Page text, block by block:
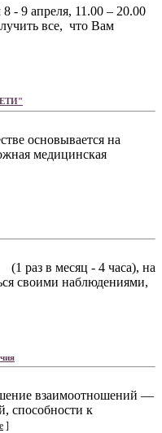
- 9 апреля, 11.00 – 20.00
все, что Вам
основывается на
медицинская
раз в месяц - 4 часа), на
своими наблюдениями,
взаимоотношений —
способности к
]